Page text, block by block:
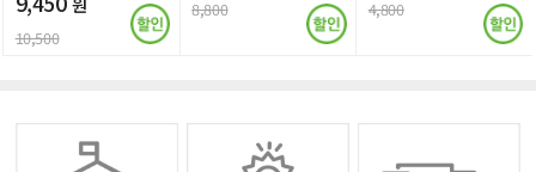
10,500
8,800 4,800